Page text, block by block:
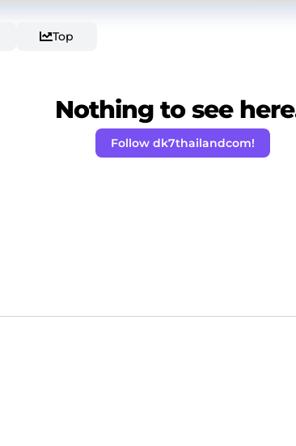
Top
Nothing to see
Follow dk7thailandcom!